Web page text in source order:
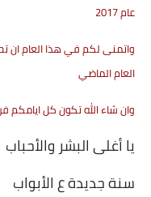
عام 2017
واتمنى لكم في هذا العام
العام الماضي
وان شاء الله تكون كل ايامكم
يا أغلى البشر والأحباب
سنة جديدة ع الأبواب